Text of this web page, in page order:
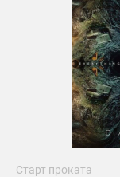
Старт проката